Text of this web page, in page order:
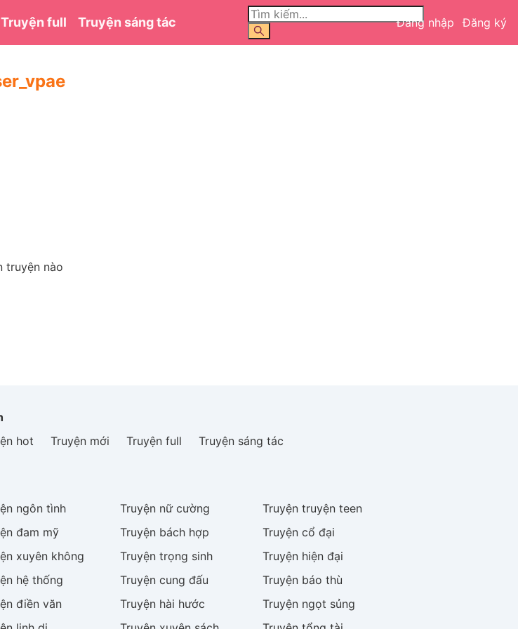
Truyện full Truyện sáng tác Đăng nhập Đăng ký
truyện nào
hot
Truyện mới Truyện full Truyện sáng tác
ngôn tình Truyện nữ cường Truyệntruyện teen
đam mỹ Truyện bách hợp Truyệncổ đại
xuyên không Truyện trọng sinh Truyện hiện đại
hệ thống Truyện cung đấu Truyện báo thù
điền văn Truyện hài hước Truyện ngọt sủng